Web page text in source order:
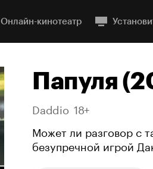
Онлайн-кинотеатр
Папуля
Daddio 18+
Может ли разговор с
безупречной игрой